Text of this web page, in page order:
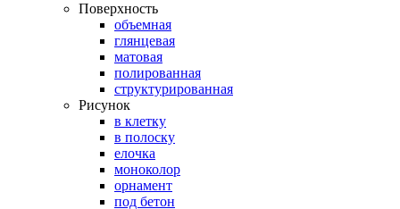
Поверхность
объемная
глянцевая
матовая
полированная
структурированная
Рисунок
в клетку
в полоску
елочка
моноколор
орнамент
под бетон